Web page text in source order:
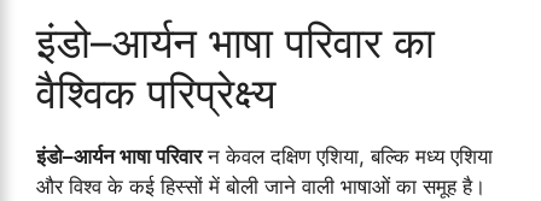
इंडो–आर्यन भाषा परिवार का
वैश्विक परिप्रेक्ष्य
इंडो–आर्यन भाषा परिवारन केवल दक्षिण एशिया, बल्कि मध्य एशिया
और विश्व के कई हिस्सों में बोली जाने वाली भाषाओं का समूह है।